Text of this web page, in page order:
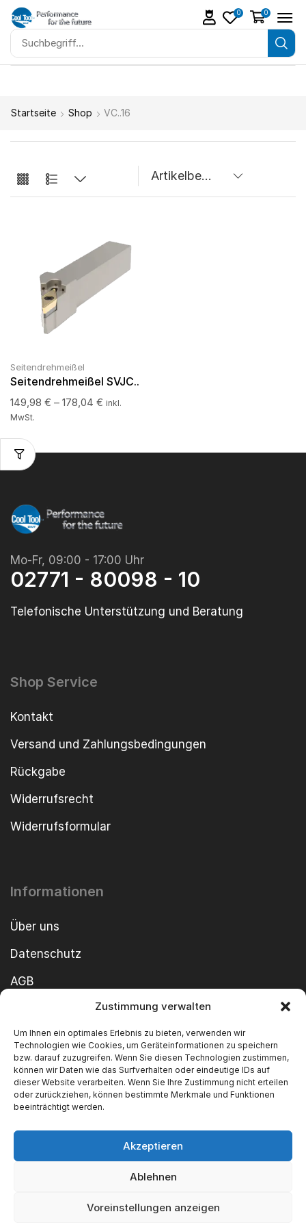
Zustimmung verwalten
Um Ihnen ein optimales Erlebnis zu bieten, verwenden wir
Technologien wie Cookies, um Geräteinformationen zu speichern
bzw. darauf zuzugreifen. Wenn Sie diesen Technologien zustimmen,
können wir Daten wie das Surfverhalten oder eindeutige IDs auf
dieser Website verarbeiten. Wenn Sie Ihre Zustimmung nicht erteilen
oder zurückziehen, können bestimmte Merkmale und Funktionen
beeinträchtigt werden.
Akzeptieren
Ablehnen
Voreinstellungen anzeigen
0 0
Startseite Shop VC..16
Seitendrehmeißel
Seitendrehmeißel SVJC..
149,98 € – 178,04 € inkl.
MwSt.
Mo-Fr, 09:00 - 17:00 Uhr
02771 - 80098 - 10
Telefonische Unterstützung und Beratung
Shop Service
Kontakt
Versand und Zahlungsbedingungen
Rückgabe
Widerrufsrecht
Widerrufsformular
Informationen
Über uns
Datenschutz
AGB
Cookie-Richtlinie
Impressum
Copyright ©2026 SWT GmbH Built by